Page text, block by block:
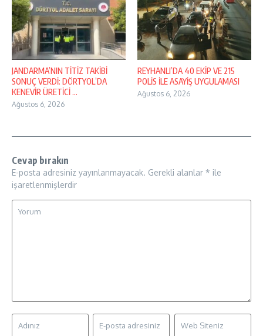
JANDARMA’NIN TİTİZ TAKİBİ
SONUÇ VERDİ: DÖRTYOL’DA
KENEVİR ÜRETİCİ ...
Ağustos 6, 2026
REYHANLI’DA 40 EKİP VE 215
POLİS İLE ASAYİŞ UYGULAMASI
Ağustos 6, 2026
Cevap bırakın
E-posta adresiniz yayınlanmayacak. Gerekli alanlar * ile
işaretlenmişlerdir